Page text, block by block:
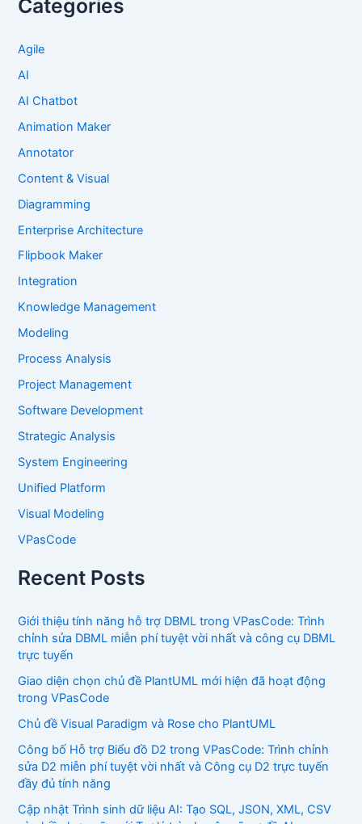
Categories
Agile
AI
AI Chatbot
Animation Maker
Annotator
Content & Visual
Diagramming
Enterprise Architecture
Flipbook Maker
Integration
Knowledge Management
Modeling
Process Analysis
Project Management
Software Development
Strategic Analysis
System Engineering
Unified Platform
Visual Modeling
VPasCode
Recent Posts
Giới thiệu tính năng hỗ trợ DBML trong VPasCode: Trình
chỉnh sửa DBML miễn phí tuyệt vời nhất và công cụ DBML
trực tuyến
Giao diện chọn chủ đề PlantUML mới hiện đã hoạt động
trong VPasCode
Chủ đề Visual Paradigm và Rose cho PlantUML
Công bố Hỗ trợ Biểu đồ D2 trong VPasCode: Trình chỉnh
sửa D2 miễn phí tuyệt vời nhất và Công cụ D2 trực tuyến
đầy đủ tính năng
Cập nhật Trình sinh dữ liệu AI: Tạo SQL, JSON, XML, CSV